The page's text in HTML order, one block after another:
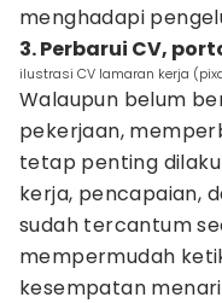
menghadapi
3. Perbarui CV,
ilustrasi CV lamaran kerja
Walaupun belum
pekerjaan,
tetap penting
kerja, pencapaian,
sudah tercantum
mempermudah
kesempatan